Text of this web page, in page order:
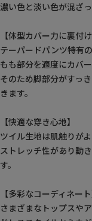
濃い色と淡い色が混ざ
【体型カバー力に裏付
テーパードパンツ特有
もも部分を適度にカバ
そのため脚部分がすっ
きます。
【快適な穿き心地】
ツイル生地は肌触りが
ストレッチ性があり動
す。
【多彩なコーディネー
さまざまなトップスや